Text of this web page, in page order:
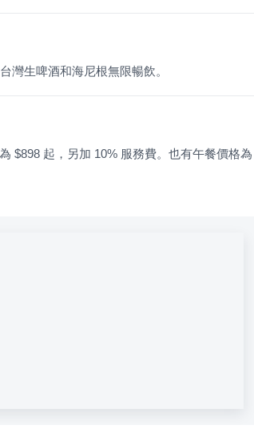
灣生啤酒和海尼根無限暢飲。
$898 起，另加 10% 服務費。也有午餐價格為